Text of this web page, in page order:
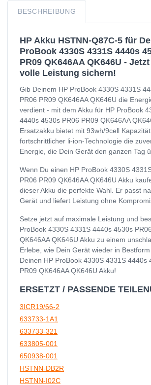
BESCHREIBUNG
HP Akku HSTNN-Q87C-5 für
ProBook 4330S 4331S 4440s
PR09 QK646AA QK646U -
volle Leistung sichern!
Gib Deinem HP ProBook 4330S 4331S
PR06 PR09 QK646AA QK646U die
verdient - mit dem Akku für HP ProBook
4440s 4530s PR06 PR09 QK646AA
Ersatzakku bietet mit 93wh/9cell
fortschrittlicher li-ion-Technologie die
Energie, die Dein Gerät den ganzen Tag
Wenn Du einen HP ProBook 4330S
PR06 PR09 QK646AA QK646U Akku
dieser Akku die perfekte Wahl. Er passt
Gerät und liefert Leistung ohne
Setze jetzt auf maximale Leistung und
ProBook 4330S 4331S 4440s 4530s
QK646AA QK646U Akku zu einem
Erlebe, wie Dein Gerät wieder in
Deinen HP ProBook 4330S 4331S 4440s
PR09 QK646AA QK646U Akku!
ERSETZT / PASSENDE
3ICR19/66-2
633733-1A1
633733-321
633805-001
650938-001
HSTNN-DB2R
HSTNN-I02C